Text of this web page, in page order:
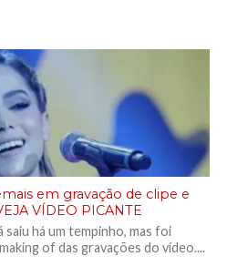
em gravação de clipe e
VÍDEO PICANTE
há um tempinho, mas foi
of das gravações do vídeo....